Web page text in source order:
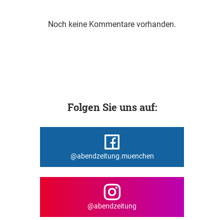
Noch keine Kommentare vorhanden.
Folgen Sie uns auf:
@abendzeitung.muenchen
@abendzeitung